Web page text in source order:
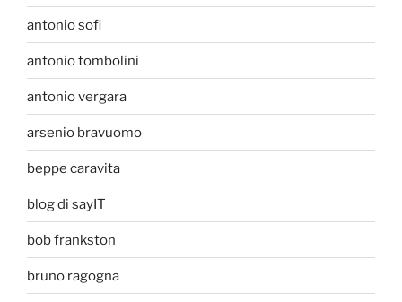
antonio sofi
antonio tombolini
antonio vergara
arsenio bravuomo
beppe caravita
blog di sayIT
bob frankston
bruno ragogna